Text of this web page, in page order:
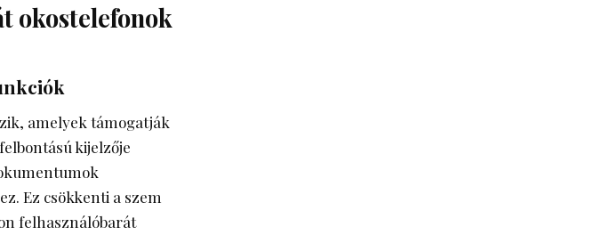
okostelefonok
amelyek támogatják
kijelzője
Ez csökkenti a szem
felhasználóbarát